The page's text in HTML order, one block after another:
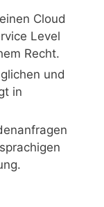
Cloud
Level
Recht.
und
in